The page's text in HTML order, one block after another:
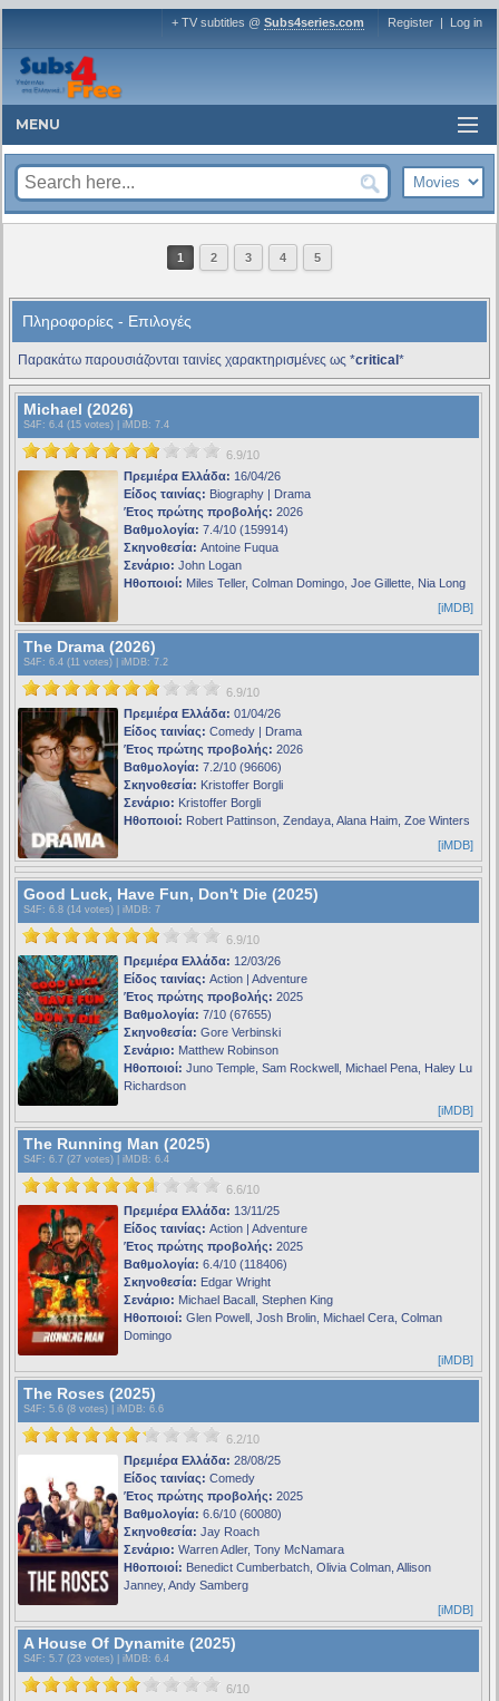
+ TV subtitles @ Subs4series.com Register | Log in
MENU
1 2 3 4 5
Πληροφορίες - Επιλογές
Παρακάτω παρουσιάζονται ταινίες χαρακτηρισμένες ως *critical *
Michael (2026)
S4F : 6.4 (15 votes) | iMDB: 7.4
6.9/10
Πρεμιέρα Ελλάδα: 16/04/26
Είδος ταινίας: Biography | Drama
Έτος πρώτης προβολής: 2026
Βαθμολογία: 7.4/10 (159914)
Σκηνοθεσία: Antoine Fuqua
Σενάριο: John Logan
Ηθοποιοί: Miles Teller, Colman Domingo, Joe Gillette, Nia Long
[iMDB]
The Drama (2026)
S4F : 6.4 (11 votes) | iMDB: 7.2
6.9/10
Πρεμιέρα Ελλάδα: 01/04/26
Είδος ταινίας: Comedy | Drama
Έτος πρώτης προβολής: 2026
Βαθμολογία: 7.2/10 (96606)
Σκηνοθεσία: Kristoffer Borgli
Σενάριο: Kristoffer Borgli
Ηθοποιοί: Robert Pattinson, Zendaya, Alana Haim, Zoe Winters
[iMDB]
Good Luck, Have Fun, Don't Die (2025)
S4F : 6.8 (14 votes) | iMDB: 7
6.9/10
Πρεμιέρα Ελλάδα: 12/03/26
Είδος ταινίας: Action | Adventure
Έτος πρώτης προβολής: 2025
Βαθμολογία: 7/10 (67655)
Σκηνοθεσία: Gore Verbinski
Σενάριο: Matthew Robinson
Ηθοποιοί: Juno Temple, Sam Rockwell, Michael Pena, Haley Lu
Richardson
[iMDB]
The Running Man (2025)
S4F : 6.7 (27 votes) | iMDB: 6.4
6.6/10
Πρεμιέρα Ελλάδα: 13/11/25
Είδος ταινίας: Action | Adventure
Έτος πρώτης προβολής: 2025
Βαθμολογία: 6.4/10 (118406)
Σκηνοθεσία: Edgar Wright
Σενάριο: Michael Bacall, Stephen King
Ηθοποιοί: Glen Powell, Josh Brolin, Michael Cera, Colman
Domingo
[iMDB]
The Roses (2025)
S4F : 5.6 (8 votes) | iMDB: 6.6
6.2/10
Πρεμιέρα Ελλάδα: 28/08/25
Είδος ταινίας: Comedy
Έτος πρώτης προβολής: 2025
Βαθμολογία: 6.6/10 (60080)
Σκηνοθεσία: Jay Roach
Σενάριο: Warren Adler, Tony McNamara
Ηθοποιοί: Benedict Cumberbatch, Olivia Colman, Allison
Janney, Andy Samberg
[iMDB]
A House Of Dynamite (2025)
S4F : 5.7 (23 votes) | iMDB: 6.4
6/10